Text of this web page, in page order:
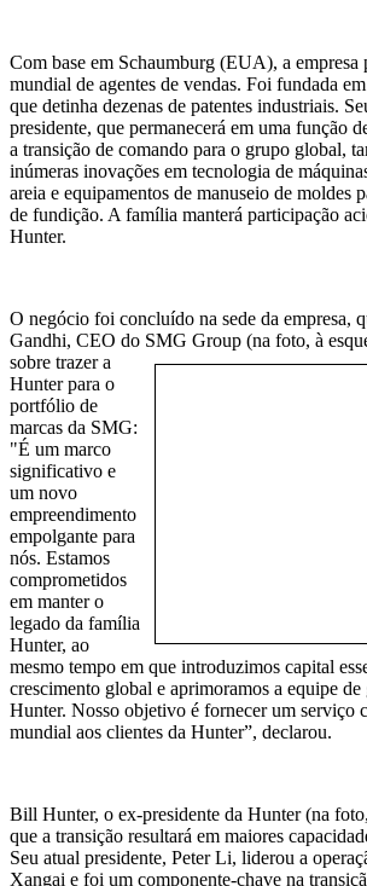
Com base em Schaumburg (EUA), a empresa
mundial de agentes de vendas. Foi fundada
que detinha dezenas de patentes industriais.
presidente, que permanecerá em uma função
a transição de comando para o grupo global,
inúmeras inovações em tecnologia de
areia e equipamentos de manuseio de moldes
de fundição. A família manterá participação
Hunter.
O negócio foi concluído na sede da empresa,
Gandhi, CEO do SMG Group (na foto, à
sobre trazer a
Hunter para o
portfólio de
marcas da SMG:
"É um marco
significativo e
um novo
empreendimento
empolgante para
nós. Estamos
comprometidos
em manter o
legado da família
Hunter, ao
mesmo tempo em que introduzimos capital
crescimento global e aprimoramos a equipe de
Hunter. Nosso objetivo é fornecer um serviço
mundial aos clientes da Hunter”, declarou.
Bill Hunter, o ex-presidente da Hunter (na
que a transição resultará em maiores
Seu atual presidente, Peter Li, liderou a
Xangai e foi um componente-chave na